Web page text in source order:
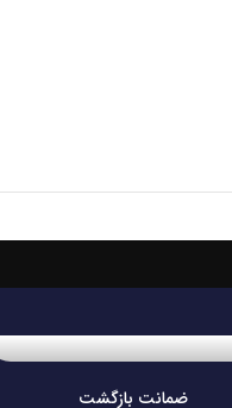
ضمانت بازگشت